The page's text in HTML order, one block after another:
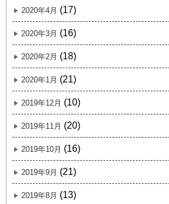
2020年4月 (17)
2020年3月 (16)
2020年2月 (18)
2020年1月 (21)
2019年12月 (10)
2019年11月 (20)
2019年10月 (16)
2019年9月 (21)
2019年8月 (13)